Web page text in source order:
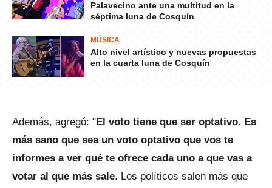
Palavecino ante una multitud en la
séptima luna de Cosquín
MÚSICA
Alto nivel artístico y nuevas propuestas
en la cuarta luna de Cosquín
Además, agregó: "El voto tiene que ser optativo. Es
más sano que sea un voto optativo que vos te
informes a ver qué te ofrece cada uno a que vas a
votar al que más sale. Los políticos salen más que